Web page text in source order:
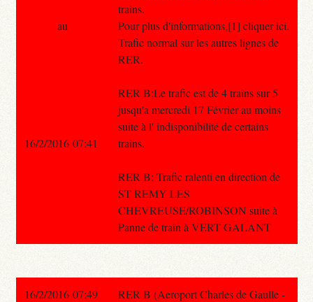
trains.
Pour plus d'informations,[1] cliquer ici.
Trafic normal sur les autres lignes de
RER.
RER B:Le trafic est de 4 trains sur 5
jusqu'a mercredi 17 Février au moins
suite à l' indisponibilité de certains
trains.
RER B: Trafic ralenti en direction de
ST REMY LES
CHEVREUSE/ROBINSON suite à
Panne de train à VERT GALANT
au
16/2/2016 07:41
16/2/2016 07:49
RER B (Aeroport Charles de Gaulle -